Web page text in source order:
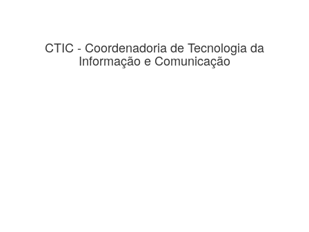
CTIC - Coordenadoria de Tecnologia da
Informação e Comunicação